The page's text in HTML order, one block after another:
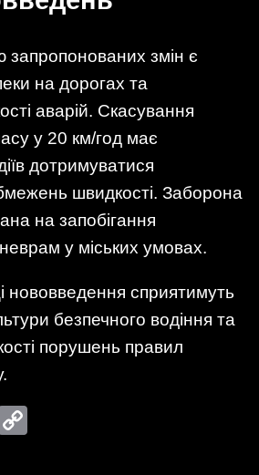
змін є
на дорогах та
аварій. Скасування
у 20 км/год має
дотримуватися
швидкості. Заборона
на запобігання
у міських умовах.
нововведення сприятимуть
безпечного водіння та
порушень правил